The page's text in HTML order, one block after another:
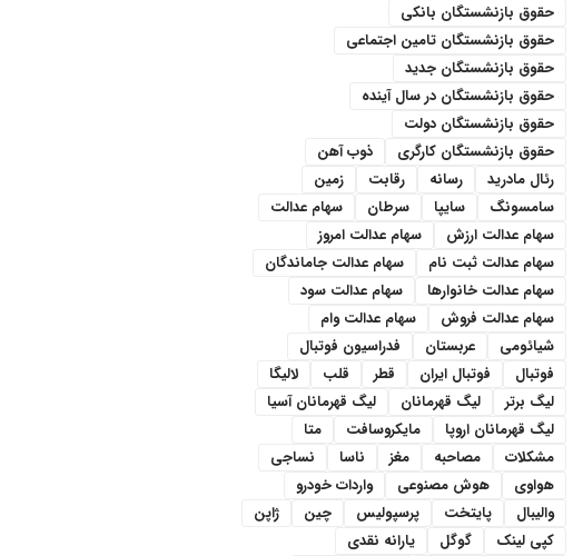
حقوق بازنشستگان بانکی
حقوق بازنشستگان تامین اجتماعی
حقوق بازنشستگان جدید
حقوق بازنشستگان در سال آینده
حقوق بازنشستگان دولت
حقوق بازنشستگان کارگری
ذوب آهن
رئال مادرید
رسانه رقابت
زمین
سامسونگ
سایپا سرطان
سهام عدالت
سهام عدالت ارزش
سهام عدالت امروز
سهام عدالت ثبت نام
سهام عدالت جاماندگان
سهام عدالت خانوارها
سهام عدالت سود
سهام عدالت فروش
سهام عدالت وام
شیائومی
عربستان
فدراسیون فوتبال
فوتبال
فوتبال ایران قطر قلب
لالیگا
لیگ برتر
لیگ قهرمانان
لیگ قهرمانان آسیا
لیگ قهرمانان اروپا
مایکروسافت
متا
مشکلات
مصاحبه مغز ناسا
نساجی
هواوی
هوش مصنوعی
واردات خودرو
والیبال
پایتخت پرسپولیس چین
ژاپن
کپی لینک
گوگل
یارانه نقدی